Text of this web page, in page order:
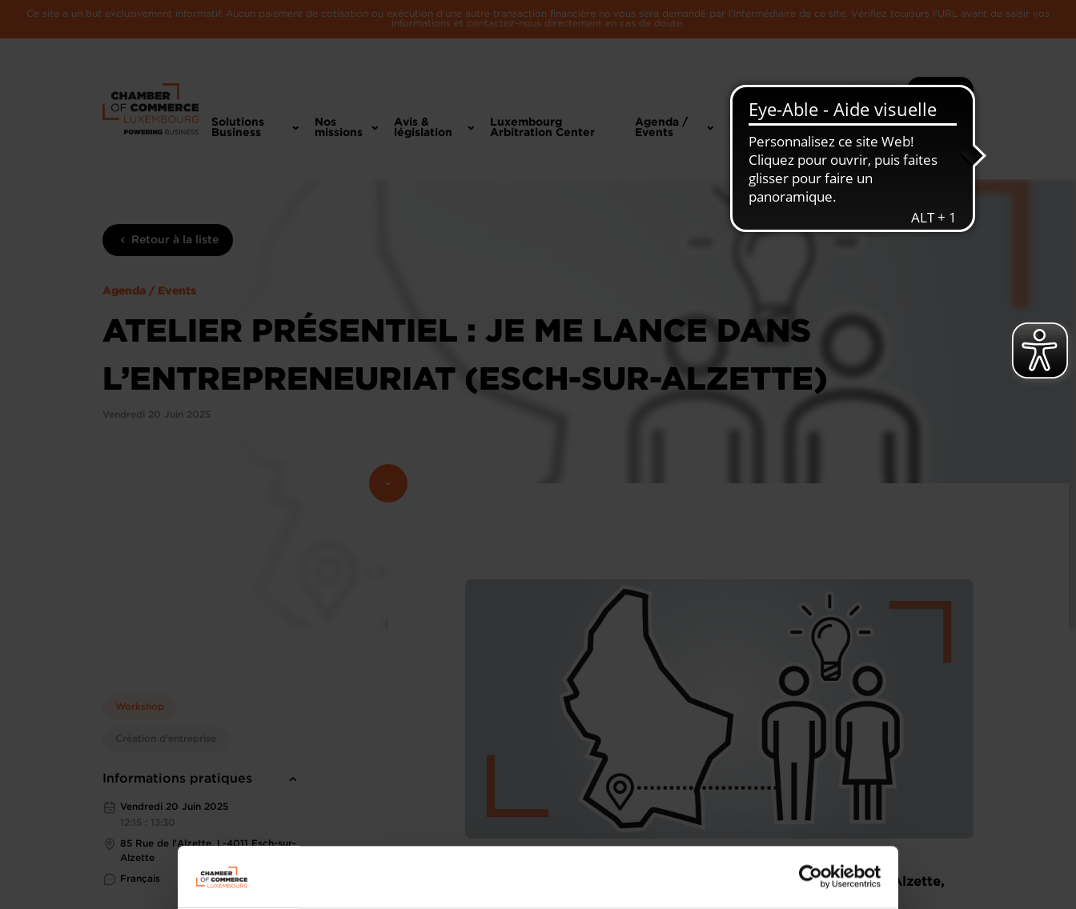
Ce site a un but exclusivement informatif. Aucun paiement de cotisation ou exécution d'une autre transaction financière ne vous sera demandé par l'intermédiaire de ce site. Vérifiez toujours l'URL avant de saisir vos
informations et contactez-nous directement en cas de doute.
Recherche Plus
Solutions
Business
Nos
missions
Avis &
législation
Luxembourg
Arbitration Center
Agenda /
Events
Toute
L'Economie
Retour à la liste
Agenda / Events
ATELIER PRÉSENTIEL : JE ME LANCE DANS
L’ENTREPRENEURIAT (ESCH-SUR-ALZETTE)
Vendredi 20 Juin 2025
Workshop
Création d'entreprise
Informations pratiques
Vendredi 20 Juin 2025
12:15 : 13:30
85 Rue de l'Alzette, L-4011 Esch-sur-
Alzette
Français
Le workshop aura lieu à l'Escher Infofabrik, située au 85 Rue de l'Alzette,